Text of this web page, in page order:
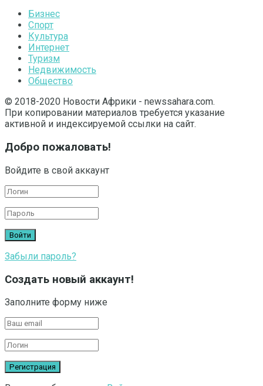
Бизнес
Спорт
Культура
Интернет
Туризм
Недвижимость
Общество
© 2018-2020 Новости Африки - newssahara.com.
При копировании материалов требуется указание
активной и индексируемой ссылки на сайт.
Добро пожаловать!
Войдите в свой аккаунт
Забыли пароль?
Создать новый аккаунт!
Заполните форму ниже